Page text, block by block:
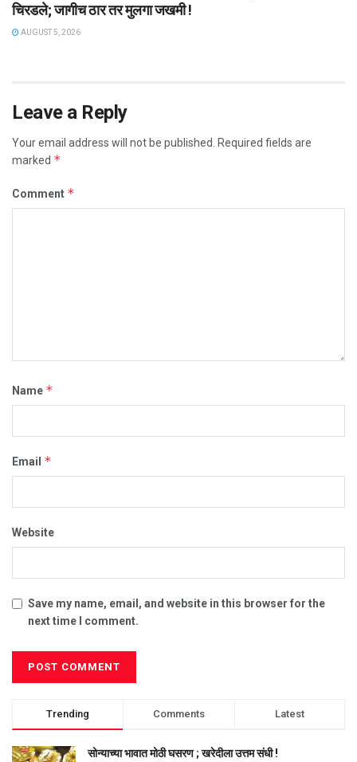
चिरडले; जागीच ठार तर मुलगा जखमी !
AUGUST 5, 2026
Leave a Reply
Your email address will not be published.
Required fields are
marked *
Comment *
Name *
Email *
Website
Save my name, email, and website in this browser for the
next time I comment.
Trending Comments Latest
सोन्याच्या भावात मोठी घसरण ; खरेदीला उत्तम संधी !